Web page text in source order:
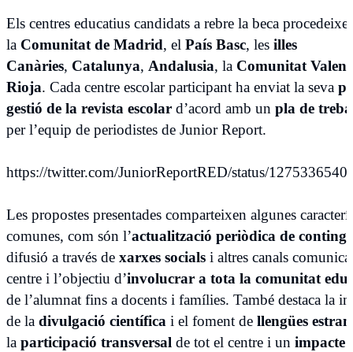
Els centres educatius candidats a rebre la beca
la Comunitat de Madrid, el País Basc, les illes
Canàries, Catalunya, Andalusia, la Comunitat
Rioja. Cada centre escolar participant ha enviat la seva
gestió de la revista escolar d’acord amb un pla de
per l’equip de periodistes de Junior Report.
https://twitter.com/JuniorReportRED/status/
Les propostes presentades comparteixen algunes
comunes, com són l’actualització periòdica de
difusió a través de xarxes socials i altres canals
centre i l’objectiu d’involucrar a tota la comunitat
de l’alumnat fins a docents i famílies. També destaca la
de la divulgació científica i el foment de llengües
la participació transversal de tot el centre i un impacte